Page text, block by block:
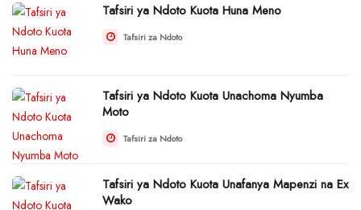
Tafsiri ya Ndoto Kuota Huna Meno
Tafsiri za Ndoto
Tafsiri ya Ndoto Kuota Unachoma Nyumba
Moto
Tafsiri za Ndoto
Tafsiri ya Ndoto Kuota Unafanya Mapenzi na Ex
Wako